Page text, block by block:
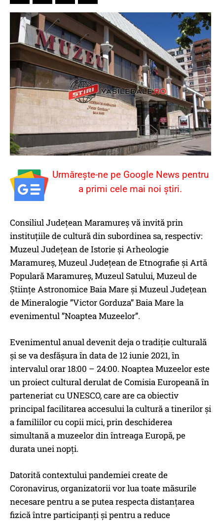
Urmărește-ne pe Google News pentru
a primi cele mai noi știri.
Consiliul Județean Maramureș vă invită prin
instituțiile de cultură din subordinea sa, respectiv:
Muzeul Județean de Istorie și Arheologie
Maramureș, Muzeul Județean de Etnografie și Artă
Populară Maramureș, Muzeul Satului, Muzeul de
Științe Astronomice Baia Mare și Muzeul Județean
de Mineralogie ”Victor Gorduza” Baia Mare la
evenimentul ”Noaptea Muzeelor”.
Evenimentul anual devenit deja o tradiție culturală
și se va desfășura în data de 12 iunie 2021, în
intervalul orar 18:00 – 24:00. Noaptea Muzeelor este
un proiect cultural derulat de Comisia Europeană în
parteneriat cu UNESCO, care are ca obiectiv
principal facilitarea accesului la cultură a tinerilor și
a familiilor cu copii mici, prin deschiderea
simultană a muzeelor din întreaga Europă, pe
durata unei nopți.
Datorită contextului pandemiei create de
Coronavirus, organizatorii vor lua toate măsurile
necesare pentru a se putea respecta distanțarea
fizică între participanți și pentru a reduce